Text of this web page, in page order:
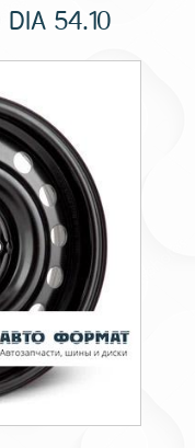
54.10